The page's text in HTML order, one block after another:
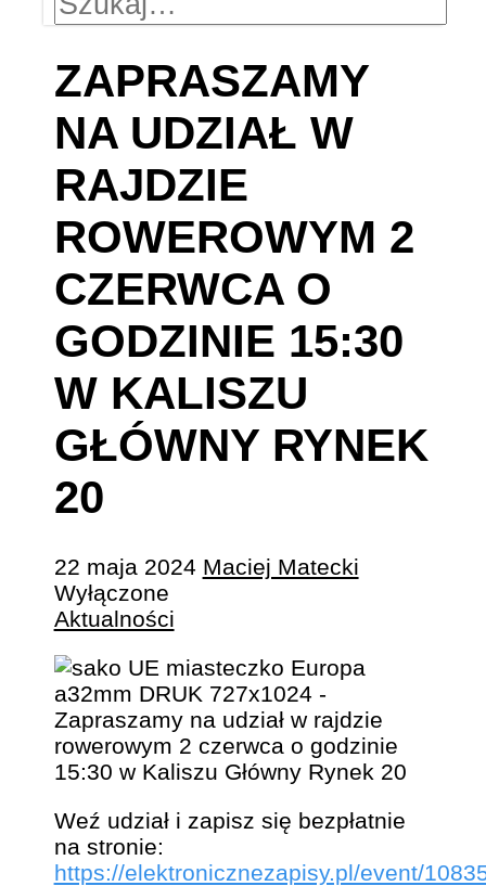
ZAPRASZAMY
NA UDZIAŁ W
RAJDZIE
ROWEROWYM 2
CZERWCA O
GODZINIE 15:30
W KALISZU
GŁÓWNY RYNEK
20
22 maja 2024 Maciej Matecki
Wyłączone
Aktualności
Weź udział i zapisz się bezpłatnie
na stronie:
https://elektronicznezapisy.pl/event/